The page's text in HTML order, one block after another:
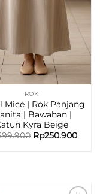
ROK
Mice | Rok Panjang
| Bawahan |
Kyra Beige
Rp250.900